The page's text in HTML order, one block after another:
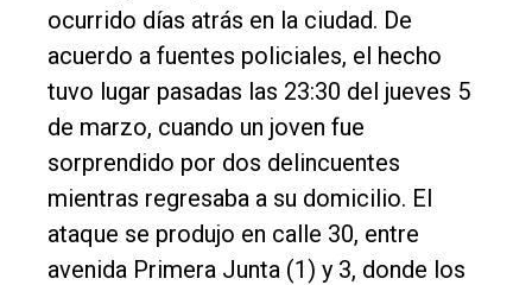
Deportes
Fúnebres
Edición
Empresa
Nosotros
Contacto
ocurrido días atrás en la ciudad. De
acuerdo a fuentes policiales, el hecho
tuvo lugar pasadas las 23:30 del jueves 5
de marzo, cuando un joven fue
sorprendido por dos delincuentes
mientras regresaba a su domicilio. El
ataque se produjo en calle 30, entre
avenida Primera Junta (1) y 3, donde los